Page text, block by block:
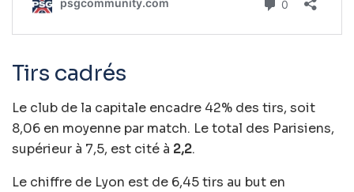
Tirs cadrés
Le club de la capitale encadre 42% des tirs, soit
8,06 en moyenne par match. Le total des Parisiens,
supérieur à 7,5, est cité à 2,2.
Le chiffre de Lyon est de 6,45 tirs au but en